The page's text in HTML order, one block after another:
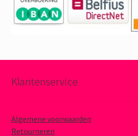
Klantenservice
Algemene voorwaarden
Retourneren